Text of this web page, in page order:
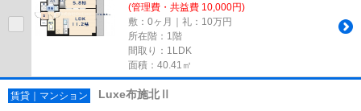
(管理費・共益費 10,000円)
敷：0ヶ月｜礼：10万円
所在階：1階
間取り：1LDK
面積：40.41㎡
賃貸｜マンション Luxe布施北Ⅱ